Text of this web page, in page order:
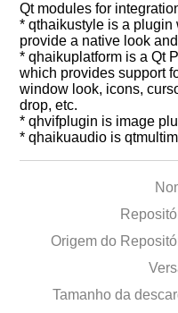
Qt modules for
* qthaikustyle is a
provide a native look
* qhaikuplatform is a Qt
which provides support
window look, icons,
drop, etc.
* qhvifplugin is image
* qhaikuaudio is
Origem do
Tamanho da